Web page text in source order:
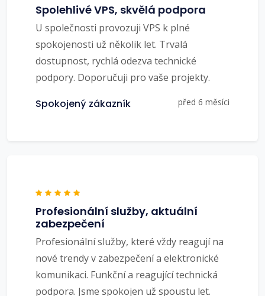
Spolehlivé VPS, skvělá podpora
U společnosti provozuji VPS k plné
spokojenosti už několik let. Trvalá
dostupnost, rychlá odezva technické
podpory. Doporučuji pro vaše projekty.
Spokojený zákazník před 6 měsíci
Profesionální služby, aktuální
zabezpečení
Profesionální služby, které vždy reagují na
nové trendy v zabezpečení a elektronické
komunikaci. Funkční a reagující technická
podpora. Jsme spokojen už spoustu let.